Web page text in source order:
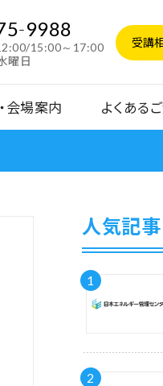
-9988
15:00～17:00
曜日
受講
会場案内 よくある
人気記事
1
2